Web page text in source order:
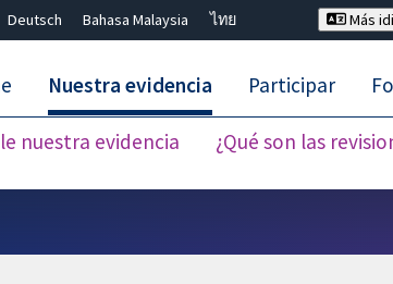
Deutsch Bahasa Malaysia
ไทย
Más
Nuestra evidencia
nuestra evidencia ¿Qué son las
Participar